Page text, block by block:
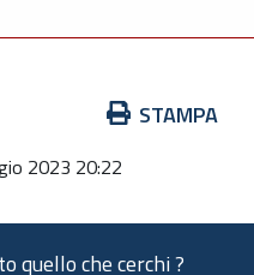
STAMPA
2023 20:22
quello che cerchi ?